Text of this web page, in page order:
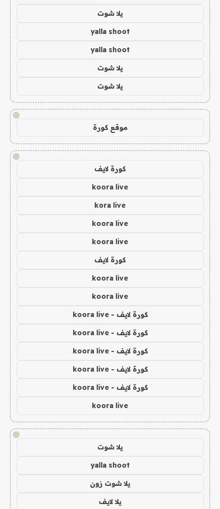
يلا شوت
yalla shoot
yalla shoot
يلا شوت
يلا شوت
!
موقع كورة
!
كورة لايف
koora live
kora live
koora live
koora live
كورة لايف
koora live
koora live
كورة لايف - koora live
كورة لايف - koora live
كورة لايف - koora live
كورة لايف - koora live
كورة لايف - koora live
koora live
!
يلا شوت
yalla shoot
يلا شوت زون
يلا لايف